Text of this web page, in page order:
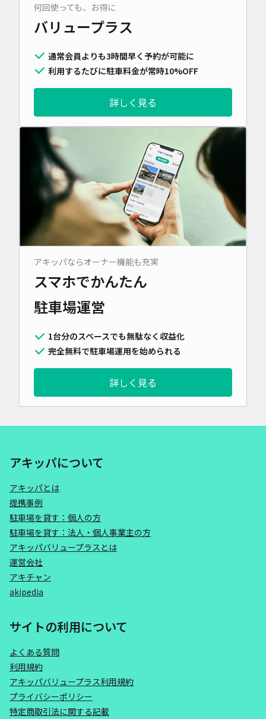
何回使っても、お得に
バリュープラス
通常会員よりも3時間早く予約が可能に
利用するたびに駐車料金が常時10%OFF
詳しく見る
アキッパならオーナー機能も充実
スマホでかんたん
駐車場運営
1台分のスペースでも無駄なく収益化
完全無料で駐車場運用を始められる
詳しく見る
アキッパについて
アキッパとは
提携事例
駐車場を貸す：個人の方
駐車場を貸す：法人・個人事業主の方
アキッパバリュープラスとは
運営会社
アキチャン
akipedia
サイトの利用について
よくある質問
利用規約
アキッパバリュープラス利用規約
プライバシーポリシー
特定商取引法に関する記載